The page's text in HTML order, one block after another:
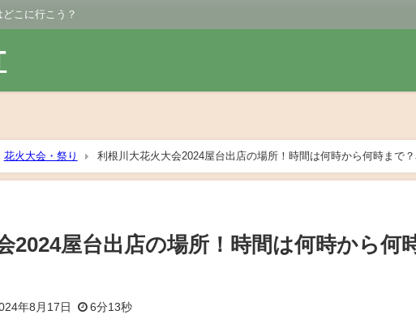
こに行こう？
花火大会・祭り 利根川大花火大会2024屋台出店の場所！時間は何時から何時まで
2024屋台出店の場所！時間は何時から何
年8月17日 6分13秒